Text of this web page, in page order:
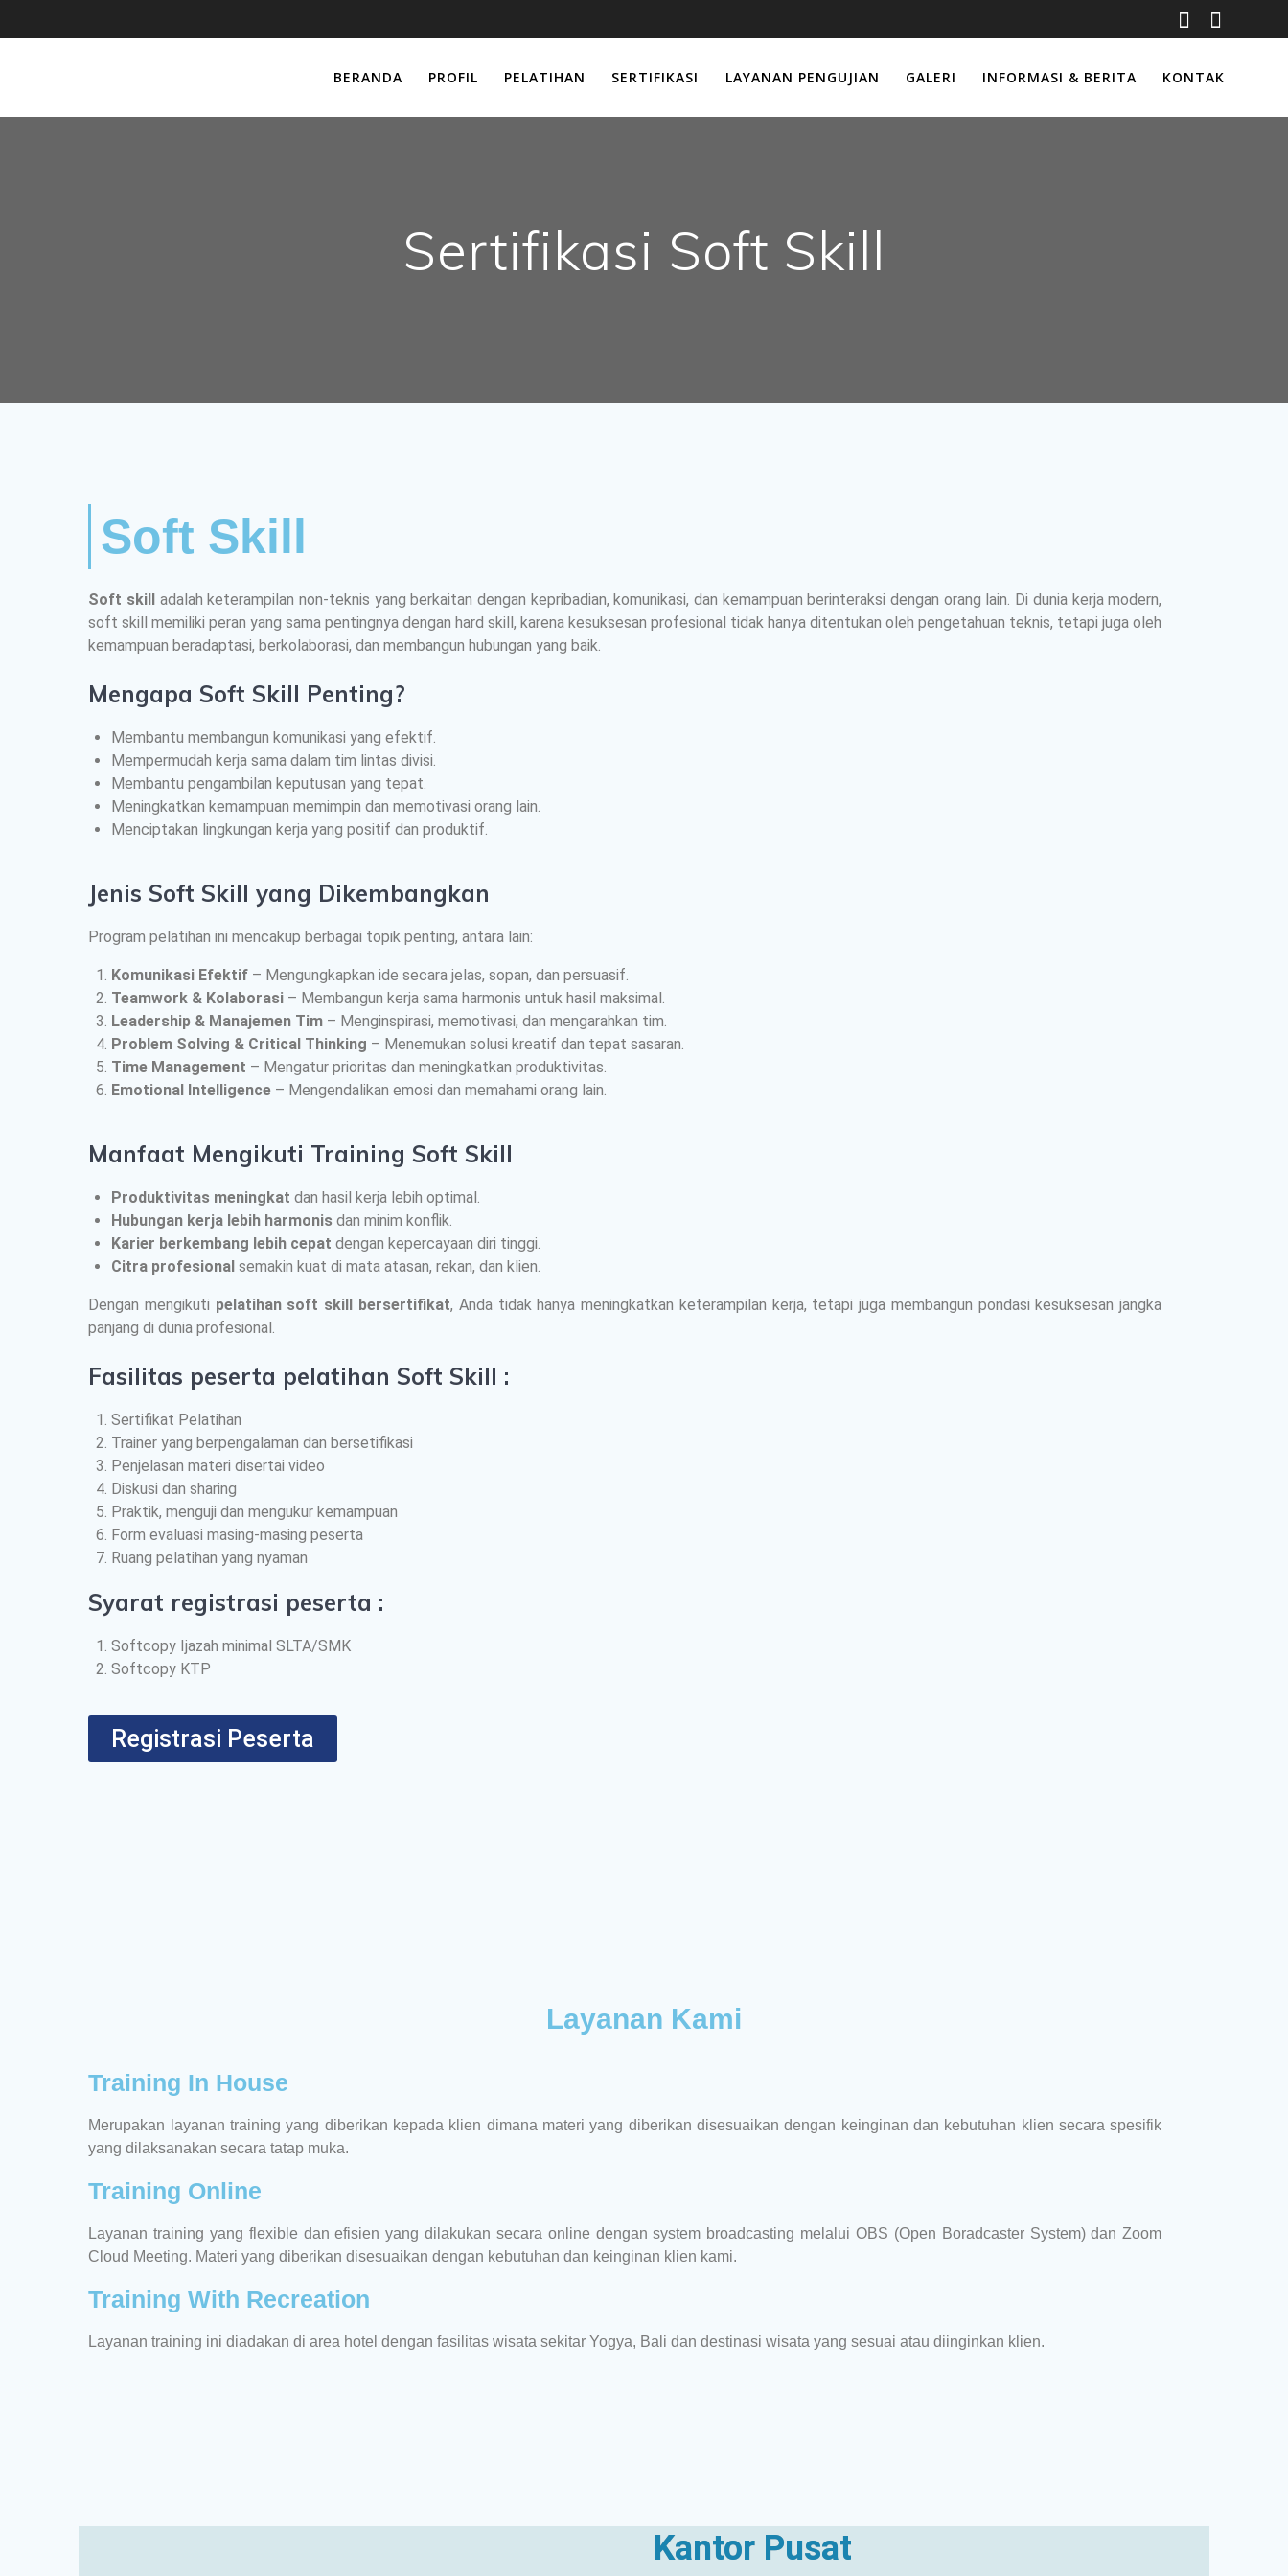
BERANDA PROFIL PELATIHAN SERTIFIKASI LAYANAN PENGUJIAN GALERI INFORMASI & BERITA KONTAK
Sertifikasi Soft Skill
Soft Skill
Soft skill
adalah keterampilan non-teknis yang berkaitan dengan kepribadian, komunikasi, dan kemampuan berinteraksi dengan orang lain. Di dunia kerja modern,
soft skill memiliki peran yang sama pentingnya dengan hard skill, karena kesuksesan profesional tidak hanya ditentukan oleh pengetahuan teknis, tetapi juga oleh
kemampuan beradaptasi, berkolaborasi, dan membangun hubungan yang baik.
Mengapa Soft Skill Penting?
Membantu membangun komunikasi yang efektif.
Mempermudah kerja sama dalam tim lintas divisi.
Membantu pengambilan keputusan yang tepat.
Meningkatkan kemampuan memimpin dan memotivasi orang lain.
Menciptakan lingkungan kerja yang positif dan produktif.
Jenis Soft Skill yang Dikembangkan
Program pelatihan ini mencakup berbagai topik penting, antara lain:
Komunikasi Efektif – Mengungkapkan ide secara jelas, sopan, dan persuasif.
Teamwork & Kolaborasi – Membangun kerja sama harmonis untuk hasil maksimal.
Leadership & Manajemen Tim – Menginspirasi, memotivasi, dan mengarahkan tim.
Problem Solving & Critical Thinking – Menemukan solusi kreatif dan tepat sasaran.
Time Management – Mengatur prioritas dan meningkatkan produktivitas.
Emotional Intelligence – Mengendalikan emosi dan memahami orang lain.
Manfaat Mengikuti Training Soft Skill
Produktivitas meningkat dan hasil kerja lebih optimal.
Hubungan kerja lebih harmonis dan minim konflik.
Karier berkembang lebih cepat dengan kepercayaan diri tinggi.
Citra profesional semakin kuat di mata atasan, rekan, dan klien.
Dengan mengikuti pelatihan soft skill bersertifikat, Anda tidak hanya meningkatkan keterampilan kerja, tetapi juga membangun pondasi kesuksesan jangka
panjang di dunia profesional.
Fasilitas peserta pelatihan Soft Skill :
Sertifikat Pelatihan
Trainer yang berpengalaman dan bersetifikasi
Penjelasan materi disertai video
Diskusi dan sharing
Praktik, menguji dan mengukur kemampuan
Form evaluasi masing-masing peserta
Ruang pelatihan yang nyaman
Syarat registrasi peserta :
Softcopy Ijazah minimal SLTA/SMK
Softcopy KTP
Registrasi Peserta
Layanan Kami
Training In House
Merupakan layanan training yang diberikan kepada klien dimana materi yang diberikan disesuaikan dengan keinginan dan kebutuhan klien secara spesifik
yang dilaksanakan secara tatap muka.
Training Online
Layanan training yang flexible dan efisien yang dilakukan secara online dengan system broadcasting melalui OBS (Open Boradcaster System) dan Zoom
Cloud Meeting. Materi yang diberikan disesuaikan dengan kebutuhan dan keinginan klien kami.
Training With Recreation
Layanan training ini diadakan di area hotel dengan fasilitas wisata sekitar Yogya, Bali dan destinasi wisata yang sesuai atau diinginkan klien.
Kantor Pusat